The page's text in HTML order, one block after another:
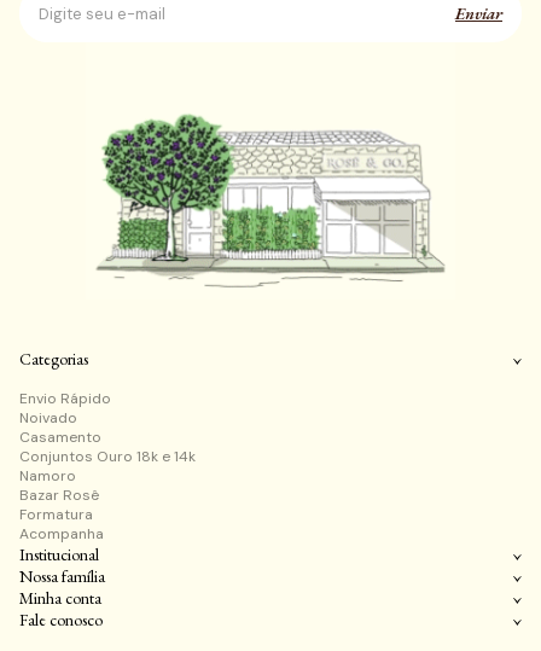
Enviar
Categorias
Envio Rápido
Noivado
Casamento
Conjuntos Ouro 18k e 14k
Namoro
Bazar Rosê
Formatura
Acompanha
Institucional
Nossa família
Minha conta
Fale conosco